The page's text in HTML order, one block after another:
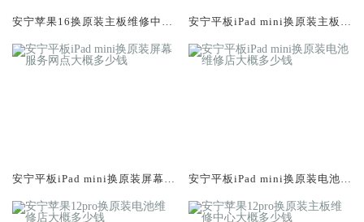
安宁苹果16换原装主板维修中心
安宁平板iPad mini换原装主板维
安宁平板iPad mini换原装屏幕服
安宁平板iPad mini换原装电池维